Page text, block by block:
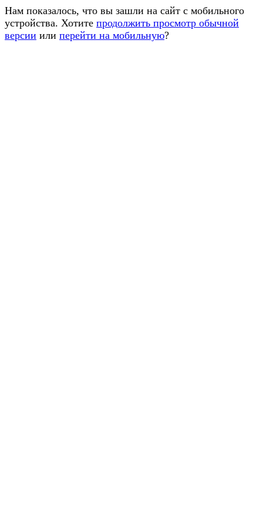
Нам показалось, что вы зашли на сайт с мобильного
устройства. Хотите продолжить просмотр обычной
версии или перейти на мобильную?